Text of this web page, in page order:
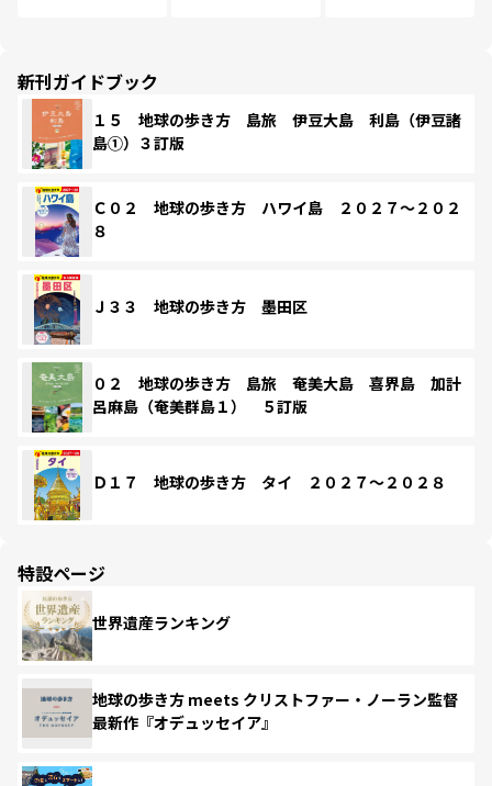
新刊ガイドブック
１５ 地球の歩き方 島旅 伊豆大島 利島（伊豆諸
島①）３訂版
Ｃ０２ 地球の歩き方 ハワイ島 ２０２７～２０２
８
Ｊ３３ 地球の歩き方 墨田区
０２ 地球の歩き方 島旅 奄美大島 喜界島 加計
呂麻島（奄美群島１） ５訂版
Ｄ１７ 地球の歩き方 タイ ２０２７～２０２８
特設ページ
世界遺産ランキング
地球の歩き方 meets クリストファー・ノーラン監督
最新作『オデュッセイア』